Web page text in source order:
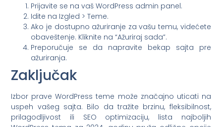
Prijavite se na vaš WordPress admin panel.
Idite na Izgled > Teme.
Ako je dostupno ažuriranje za vašu temu, videćete
obaveštenje. Kliknite na “Ažuriraj sada”.
Preporučuje se da napravite bekap sajta pre
ažuriranja.
Zaključak
Izbor prave WordPress teme može značajno uticati na
uspeh vašeg sajta. Bilo da tražite brzinu, fleksibilnost,
prilagodljivost ili SEO optimizaciju, lista najboljih